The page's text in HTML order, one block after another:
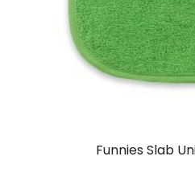
Funnies Slab